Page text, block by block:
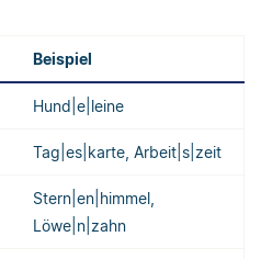
Beispiel
Hund|e|leine
Tag|es|karte, Arbeit|s|zeit
Stern|en|himmel,
Löwe|n|zahn